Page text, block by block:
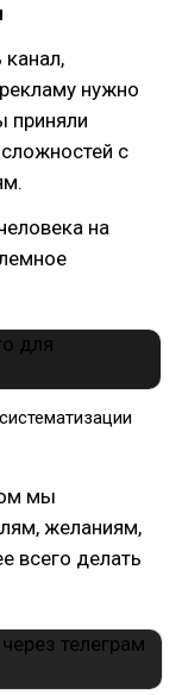
канал,
нужно
приняли
с
на
мы
желаниям,
всего делать